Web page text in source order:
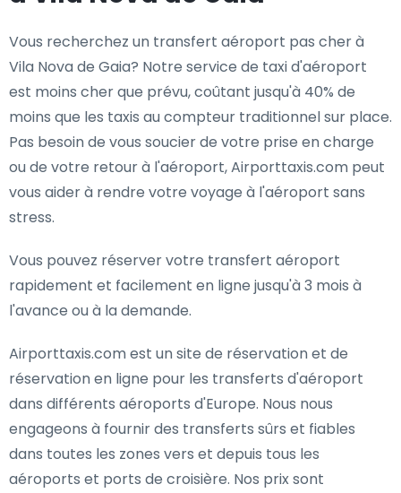
Vous recherchez un transfert aéroport pas cher à
Vila Nova de Gaia? Notre service de taxi d'aéroport
est moins cher que prévu, coûtant jusqu'à 40% de
moins que les taxis au compteur traditionnel sur place.
Pas besoin de vous soucier de votre prise en charge
ou de votre retour à l'aéroport, Airporttaxis.com peut
vous aider à rendre votre voyage à l'aéroport sans
stress.
Vous pouvez réserver votre transfert aéroport
rapidement et facilement en ligne jusqu'à 3 mois à
l'avance ou à la demande.
Airporttaxis.com est un site de réservation et de
réservation en ligne pour les transferts d'aéroport
dans différents aéroports d'Europe. Nous nous
engageons à fournir des transferts sûrs et fiables
dans toutes les zones vers et depuis tous les
aéroports et ports de croisière. Nos prix sont